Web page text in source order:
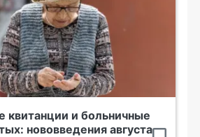
квитанции и больничные
нововведения августа